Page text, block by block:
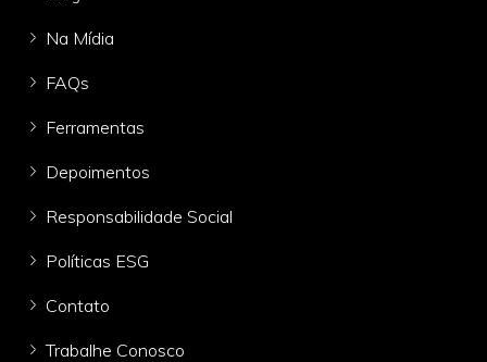
Na Mídia
FAQs
Ferramentas
Depoimentos
Responsabilidade Social
Políticas ESG
Contato
Trabalhe Conosco